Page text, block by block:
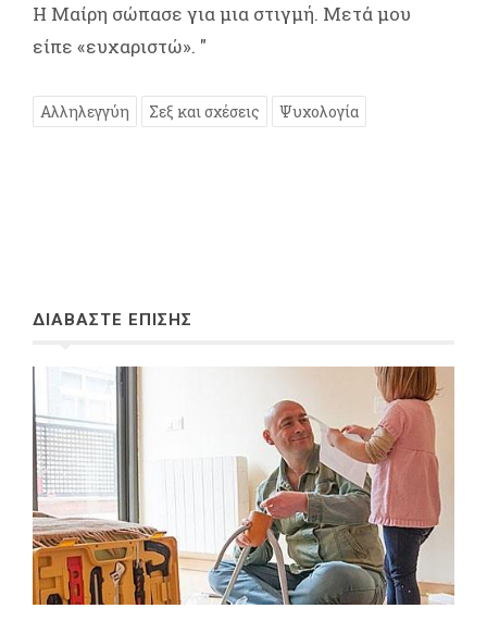
Η Μαίρη σώπασε για μια στιγμή. Μετά μου
είπε «ευχαριστώ». "
Αλληλεγγύη Σεξ και σχέσεις Ψυχολογία
ΔΙΑΒΑΣΤΕ ΕΠΙΣΗΣ